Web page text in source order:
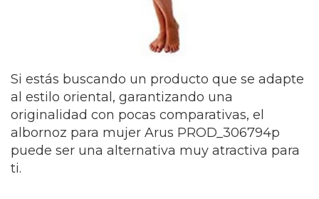
Si estás buscando un producto que se adapte
al estilo oriental, garantizando una
originalidad con pocas comparativas, el
albornoz para mujer Arus PROD_306794p
puede ser una alternativa muy atractiva para
ti.